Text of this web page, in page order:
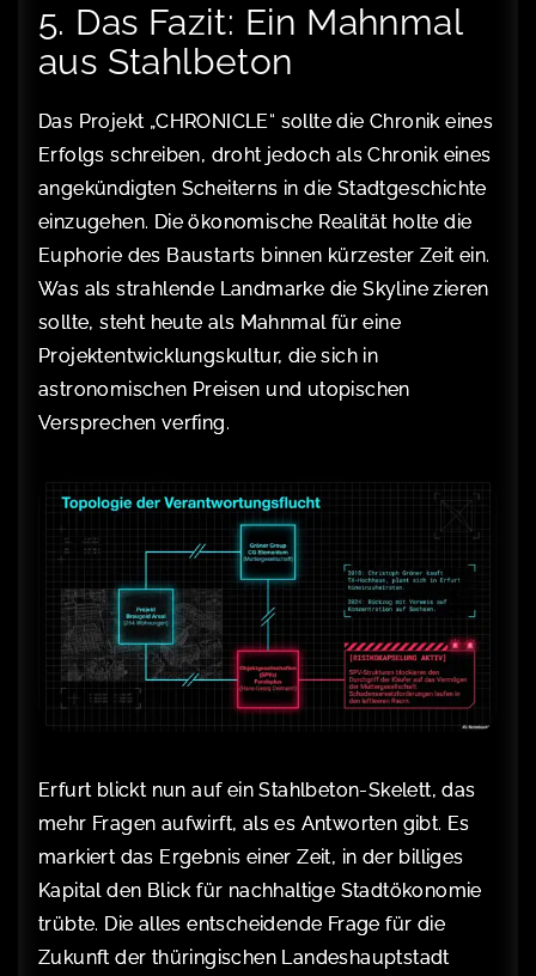
5. Das Fazit: Ein Mahnmal
aus Stahlbeton
Das Projekt „CHRONICLE“ sollte die Chronik eines
Erfolgs schreiben, droht jedoch als Chronik eines
angekündigten Scheiterns in die Stadtgeschichte
einzugehen. Die ökonomische Realität holte die
Euphorie des Baustarts binnen kürzester Zeit ein.
Was als strahlende Landmarke die Skyline zieren
sollte, steht heute als Mahnmal für eine
Projektentwicklungskultur, die sich in
astronomischen Preisen und utopischen
Versprechen verfing.
Erfurt blickt nun auf ein Stahlbeton-Skelett, das
mehr Fragen aufwirft, als es Antworten gibt. Es
markiert das Ergebnis einer Zeit, in der billiges
Kapital den Blick für nachhaltige Stadtökonomie
trübte. Die alles entscheidende Frage für die
Zukunft der thüringischen Landeshauptstadt